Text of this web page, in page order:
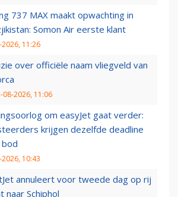
737 MAX maakt opwachting in
Somon Air eerste klant
2026, 11:26
over officiële naam vliegveld van
08-2026, 11:06
om easyJet gaat verder:
krijgen dezelfde deadline
10:43
annuleert voor tweede dag op rij
naar Schiphol